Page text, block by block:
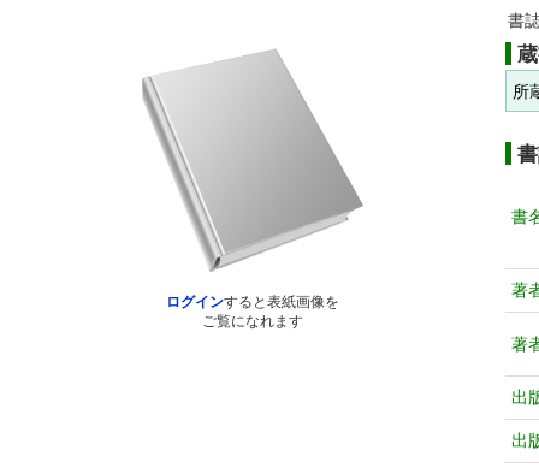
ログインすると表紙画像を
ご覧になれます
書
所
書
著
著
出
出